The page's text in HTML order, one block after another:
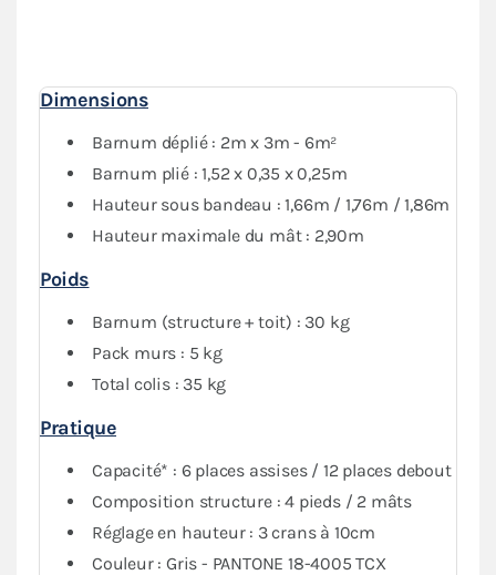
conservant de la visibilité grâce au PVC transparent
des fenêtres.
Dimensions
Barnum déplié : 2m x 3m - 6m²
Barnum plié : 1,52 x 0,35 x 0,25m
Hauteur sous bandeau : 1,66m / 1,76m / 1,86m
Hauteur maximale du mât : 2,90m
Poids
Barnum (structure + toit) : 30 kg
Pack murs : 5 kg
Total colis : 35 kg
Pratique
Capacité* : 6 places assises / 12 places debout
Composition structure : 4 pieds / 2 mâts
Réglage en hauteur : 3 crans à 10cm
Couleur : Gris - PANTONE 18-4005 TCX